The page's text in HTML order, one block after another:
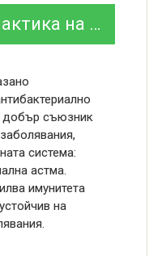
с Мурсалски чай
добър съюзник
система:
астма.
имунитета
на